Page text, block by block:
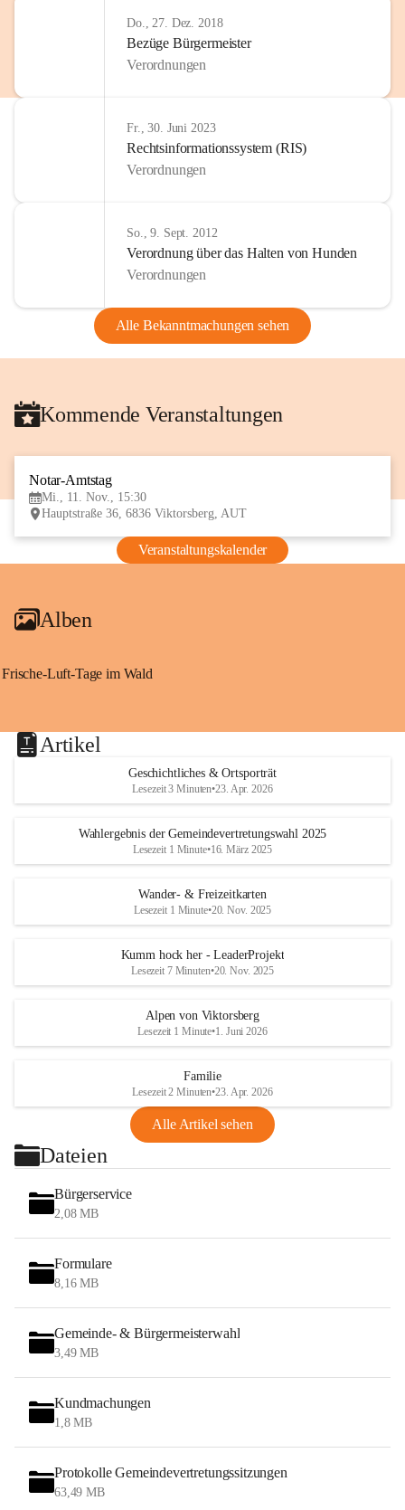
Do., 27. Dez. 2018
Bezüge Bürgermeister
Verordnungen
Fr., 30. Juni 2023
Rechtsinformationssystem (RIS)
Verordnungen
So., 9. Sept. 2012
Verordnung über das Halten von Hunden
Verordnungen
Alle Bekanntmachungen sehen
Kommende Veranstaltungen
Notar-Amtstag
Mi., 11. Nov., 15:30
Hauptstraße 36, 6836 Viktorsberg, AUT
Veranstaltungskalender
Alben
Frische-Luft-Tage im Wald
Artikel
Geschichtliches & Ortsporträt
Lesezeit 3 Minuten•23. Apr. 2026
Wahlergebnis der Gemeindevertretungswahl 2025
Lesezeit 1 Minute•16. März 2025
Wander- & Freizeitkarten
Lesezeit 1 Minute•20. Nov. 2025
Kumm hock her - LeaderProjekt
Lesezeit 7 Minuten•20. Nov. 2025
Alpen von Viktorsberg
Lesezeit 1 Minute•1. Juni 2026
Familie
Lesezeit 2 Minuten•23. Apr. 2026
Alle Artikel sehen
Dateien
Bürgerservice
2,08 MB
Formulare
8,16 MB
Gemeinde- & Bürgermeisterwahl
3,49 MB
Kundmachungen
1,8 MB
Protokolle Gemeindevertretungssitzungen
63,49 MB